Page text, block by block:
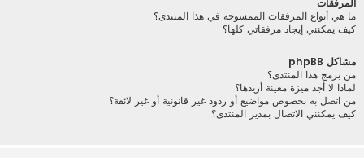
المرفقات
ما هي أنواع المرفقات الممسوحة في هذا المنتدى؟
كيف يمكنني إيجاد مرفقاتي كلها؟
مشاكل phpBB
من برمج هذا المنتدى؟
لماذا لا أجد ميزة معينة أريدها؟
من اتصل به بخصوص مواضيع أو ردود غير قانونية أو غير لائقة؟
كيف يمكنني الاتصال بمدير المنتدى؟